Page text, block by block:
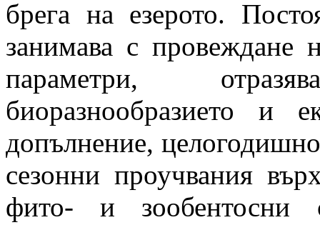
брега на езерото.
занимава с провеждане
параметри,
биоразнообразието и
допълнение,
сезонни проучвания
фито- и зообентосни